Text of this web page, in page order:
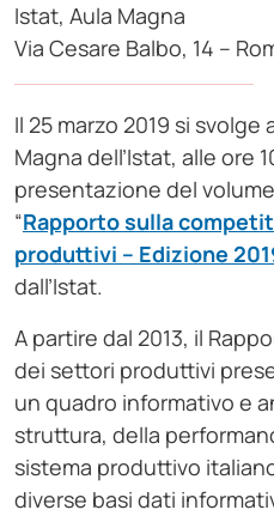
Istat, Aula Magna
Via Cesare Balbo, 14 –
Il 25 marzo 2019 si svolge
Magna dell’Istat, alle ore
presentazione del
“Rapporto sulla
produttivi – Edizione
dall’Istat.
A partire dal 2013, il
dei settori produttivi
un quadro informativo e
struttura, della
sistema produttivo
diverse basi dati